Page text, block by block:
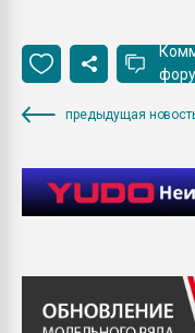
предыдущая